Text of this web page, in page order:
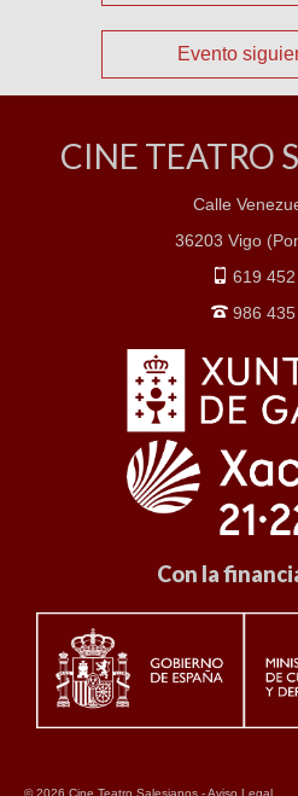
Evento
CINE TEATRO
Calle
36203 Vigo
619
986
Con la
© 2026 Cine Teatro Salesianos -Aviso Legal